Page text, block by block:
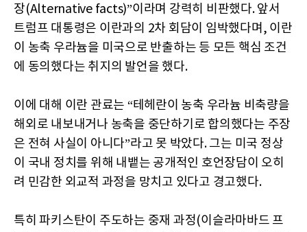
장(Alternative facts)”이라며 강력히 비판했다. 앞서
트럼프 대통령은 이란과의 2차 회담이 임박했다며, 이란
이 농축 우라늄을 미국으로 반출하는 등 모든 핵심 조건
에 동의했다는 취지의 발언을 했다.
이에 대해 이란 관료는 “테헤란이 농축 우라늄 비축량을
해외로 내보내거나 농축을 중단하기로 합의했다는 주장
은 전혀 사실이 아니다”라고 못 박았다. 그는 미국 정상
이 국내 정치를 위해 내뱉는 공개적인 호언장담이 오히
려 민감한 외교적 과정을 망치고 있다고 경고했다.
특히 파키스탄이 주도하는 중재 과정(이슬라마바드 프